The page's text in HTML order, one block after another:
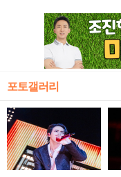
포토갤러리